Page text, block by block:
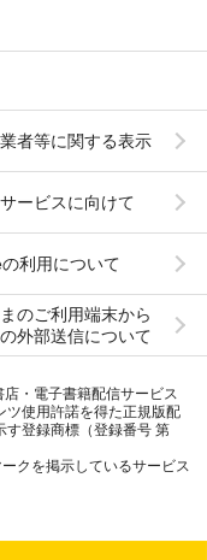
者等に関する表示
ービスに向けて
利用について
のご利用端末から
外部送信について
・電子書籍配信サービス
ツ使用許諾を得た正規版配
す登録商標（登録番号 第
クを掲示しているサービス